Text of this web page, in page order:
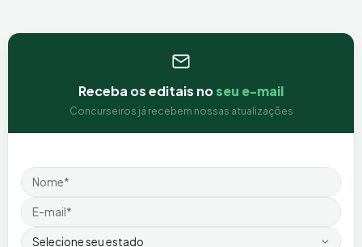
Receba os editais noseu e-mail
Concurseiros já recebem nossas atualizações
Nome
Email
Estado